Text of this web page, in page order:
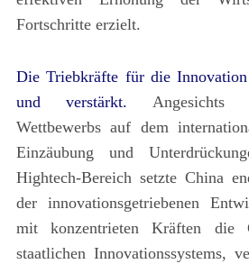
Fortschritte erzielt.
Die Triebkräfte für die
und verstärkt. Angesichts
Wettbewerbs auf dem
Einzäubung und
Hightech-Bereich setzte China
der innovationsgetriebenen
mit konzentrieten Kräften die
staatlichen Innovationssystems,